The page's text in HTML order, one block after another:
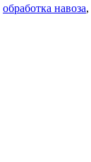
обработка навоза,